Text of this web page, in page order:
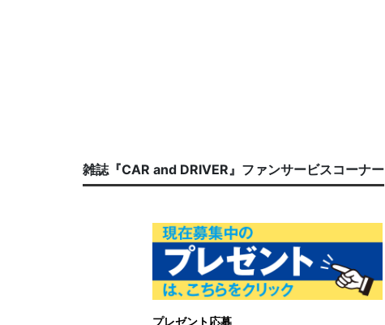
雑誌『CAR and DRIVER』ファンサービスコーナー
プレゼント応募